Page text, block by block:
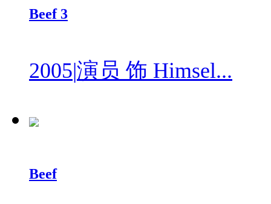
Beef 3
2005|演员 饰 Himsel...
Beef